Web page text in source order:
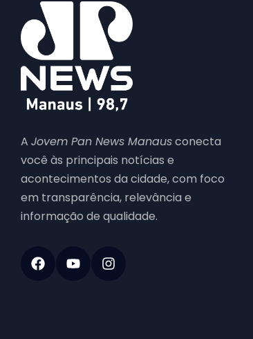
A Jovem Pan News Manausconecta
você às principais notícias e
acontecimentos da cidade, com foco
em transparência, relevância e
informação de qualidade.